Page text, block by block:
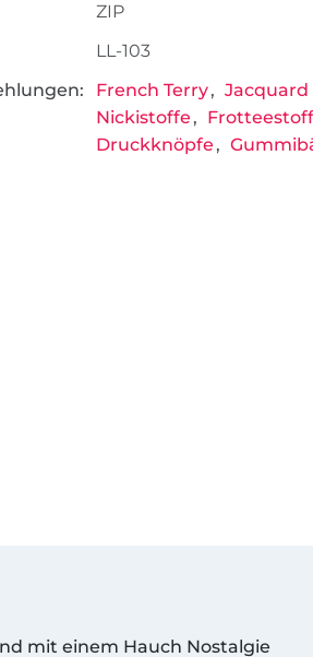
ZIP
LL-103
French Terry Jacquard
Nickistoffe
Druckknöpfe
mit einem Hauch Nostalgie